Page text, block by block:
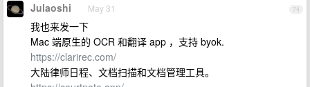
74
Julaoshi May 31
我也来发一下
Mac 端原生的 OCR 和翻译 app ，支持 byok.
https://clarirec.com/
大陆律师日程、文档扫描和文档管理工具。